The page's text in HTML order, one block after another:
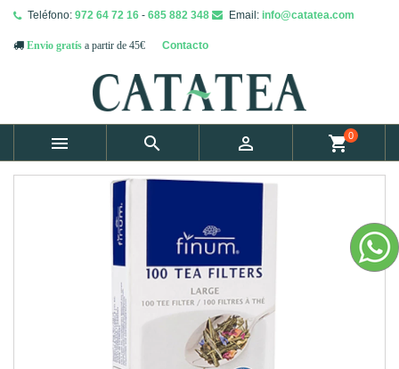
Teléfono: 972 64 72 16 - 685 882 348 Email: info@catatea.com
Envio gratís a partir de 45€ Contacto
   shopping_cart0